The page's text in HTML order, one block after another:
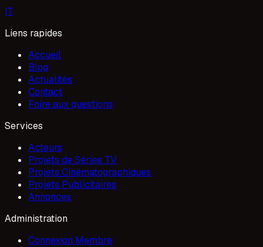
IT
Liens rapides
Accueil
Blog
Actualités
Contact
Foire aux questions
Services
Acteurs
Projets de Séries TV
Projets Cinématographiques
Projets Publicitaires
Annonces
Administration
Connexion Membre